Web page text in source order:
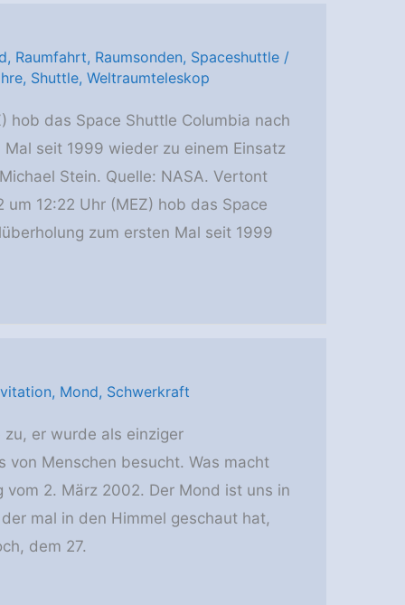
, Raumfahrt, Raumsonden, Spaceshuttle/
, Shuttle, Weltraumteleskop
hob das Space Shuttle Columbia nach
seit 1999 wieder zu einem Einsatz
Stein. Quelle: NASA. Vertont
12:22 Uhr (MEZ) hob das Space
zum ersten Mal seit 1999
, Mond, Schwerkraft
er wurde als einziger
von Menschen besucht. Was macht
2. März 2002. Der Mond ist uns in
mal in den Himmel geschaut hat,
dem 27.